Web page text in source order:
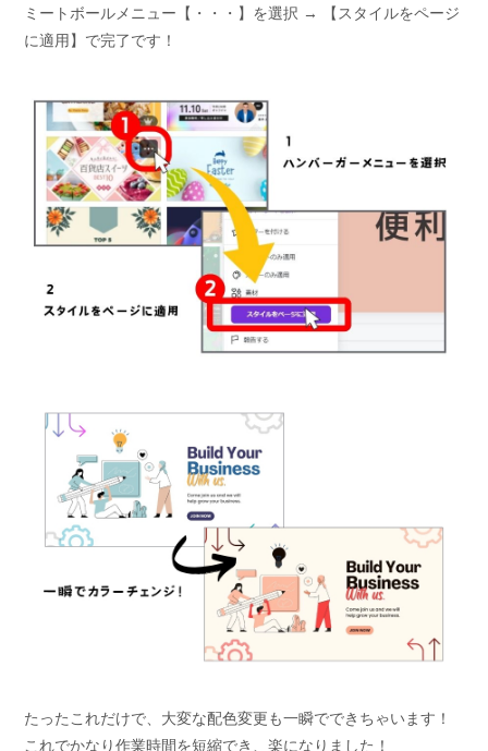
ミートボールメニュー【・・・】を選択 → 【スタイルをページ
に適用】で完了です！
たったこれだけで、大変な配色変更も一瞬でできちゃいます！
これでかなり作業時間を短縮でき、楽になりました！